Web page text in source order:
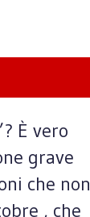
È vero
grave
che non
, che